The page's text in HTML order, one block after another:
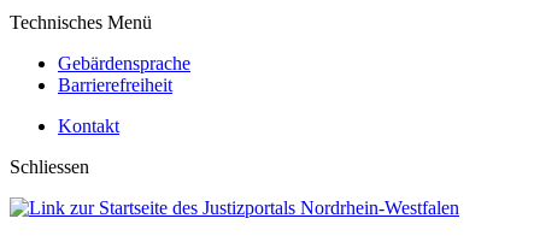
Technisches Menü
Gebärdensprache
Barrierefreiheit
Kontakt
Schliessen